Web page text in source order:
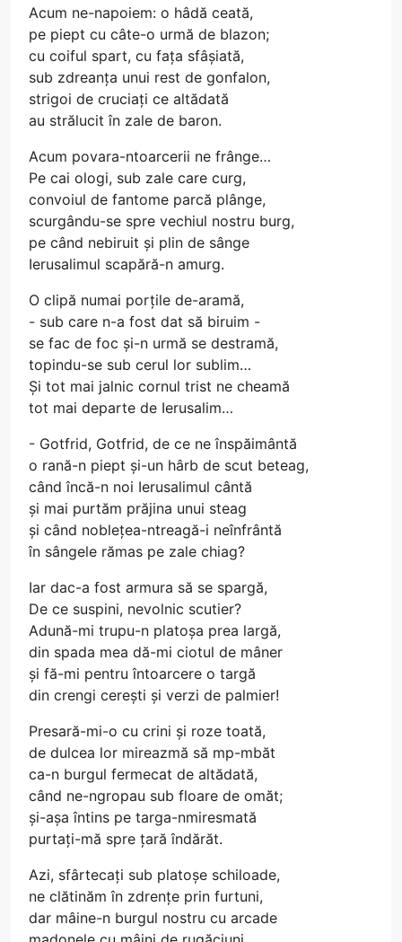
Acum ne-napoiem: o hâdă ceată,
pe piept cu câte-o urmă de blazon;
cu coiful spart, cu fața sfâșiată,
sub zdreanța unui rest de gonfalon,
strigoi de cruciați ce altădată
au strălucit în zale de baron.
Acum povara-ntoarcerii ne frânge…
Pe cai ologi, sub zale care curg,
convoiul de fantome parcă plânge,
scurgându-se spre vechiul nostru burg,
pe când nebiruit și plin de sânge
Ierusalimul scapără-n amurg.
O clipă numai porțile de-aramă,
- sub care n-a fost dat să biruim -
se fac de foc și-n urmă se destramă,
topindu-se sub cerul lor sublim…
Și tot mai jalnic cornul trist ne cheamă
tot mai departe de Ierusalim…
- Gotfrid, Gotfrid, de ce ne înspăimântă
o rană-n piept și-un hârb de scut beteag,
când încă-n noi Ierusalimul cântă
și mai purtăm prăjina unui steag
și când noblețea-ntreagă-i neînfrântă
în sângele rămas pe zale chiag?
Iar dac-a fost armura să se spargă,
De ce suspini, nevolnic scutier?
Adună-mi trupu-n platoșa prea largă,
din spada mea dă-mi ciotul de mâner
și fă-mi pentru întoarcere o targă
din crengi cerești și verzi de palmier!
Presară-mi-o cu crini și roze toată,
de dulcea lor mireazmă să mp-mbăt
ca-n burgul fermecat de altădată,
când ne-ngropau sub floare de omăt;
și-așa întins pe targa-nmiresmată
purtați-mă spre țară îndărăt.
Azi, sfârtecați sub platoșe schiloade,
ne clătinăm în zdrențe prin furtuni,
dar mâine-n burgul nostru cu arcade